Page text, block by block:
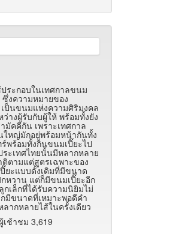
ระกอบในเทศกาลขนม
งความหมายของ
ป็นขนมแห่งความศิริมงคล
างผู้รับกับผู้ให้ พร้อมทั้งยัง
คคีกัน เพราะเทศกาล
หญ่มักอยู่พร้อมหน้ากันทั้ง
พร้อมทั้งกินขนมเปี๊ยะไป
ะเทศไทยนั้นมีหลากหลาย
ตามแต่สูตรเฉพาะของ
ยะแบบดั้งเดิมที่มีขนาด
หวาน แต่ก็มีขนมเปี๊ยะอีก
เล็กที่ได้รับความนิยิมไม่
มีขนาดที่เหมาะพอดีคำ
ากหลายไส้ในครั้งเดียว
เช้าชม 3,619